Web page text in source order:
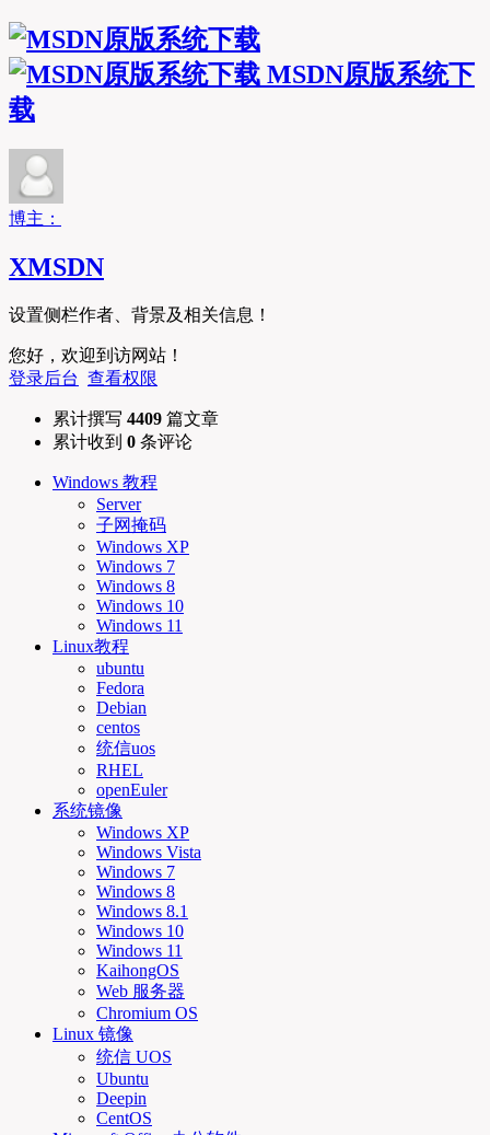
MSDN原版系统下
载
博主：
XMSDN
设置侧栏作者、背景及相关信息！
您好，欢迎到访网站！
登录后台 查看权限
累计撰写 4409 篇文章
累计收到 0 条评论
Windows 教程
Server
子网掩码
Windows XP
Windows 7
Windows 8
Windows 10
Windows 11
Linux教程
ubuntu
Fedora
Debian
centos
统信uos
RHEL
openEuler
系统镜像
Windows XP
Windows Vista
Windows 7
Windows 8
Windows 8.1
Windows 10
Windows 11
KaihongOS
Web 服务器
Chromium OS
Linux 镜像
统信 UOS
Ubuntu
Deepin
CentOS